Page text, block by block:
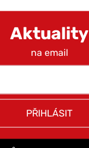
Aktuality
na email
PŘIHLÁSIT